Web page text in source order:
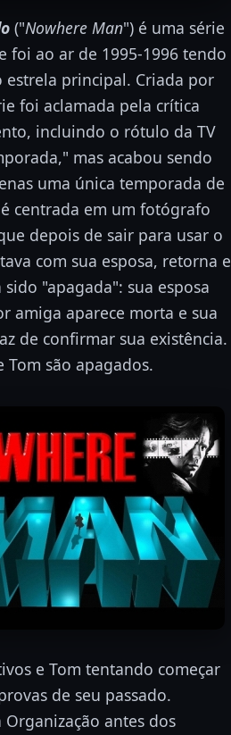
("Nowhere Man") é uma série
foi ao ar de 1995-1996 tendo
estrela principal. Criada por
foi aclamada pela crítica
incluindo o rótulo da TV
mas acabou sendo
uma única temporada de
centrada em um fotógrafo
depois de sair para usar o
com sua esposa, retorna e
"apagada": sua esposa
amiga aparece morta e sua
de confirmar sua existência.
são apagados.
e Tom tentando começar
de seu passado.
antes dos